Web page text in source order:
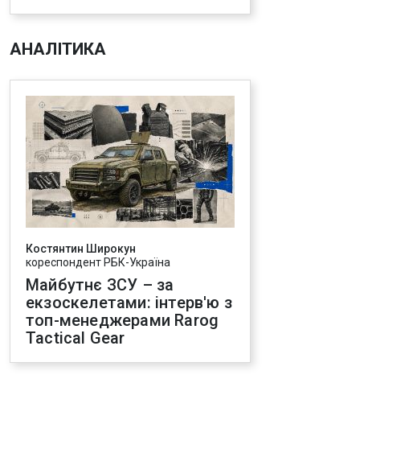
АНАЛІТИКА
Костянтин Широкун
кореспондент РБК-Україна
Майбутнє ЗСУ – за
екзоскелетами: інтерв'ю з
топ-менеджерами Rarog
Tactical Gear